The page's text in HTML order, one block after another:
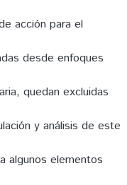
acción para el
desde enfoques
quedan excluidas
y análisis de este
algunos elementos